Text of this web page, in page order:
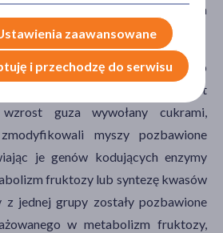
w celu pobudzania wzrostu guza
czy metabolizm glukozy lub
kwasów tłuszczowych jest
guza wywołany cukrami,
myszy pozbawione
je genów kodujących enzymy
fruktozy lub syntezę kwasów
z jednej grupy zostały pozbawione
w metabolizm fruktozy,
zaawansowane
i przechodzę do serwisu